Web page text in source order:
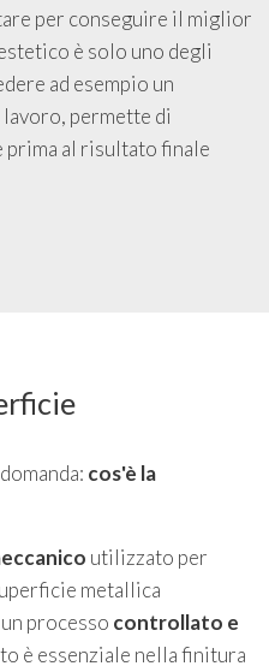
per conseguire il miglior
è solo uno degli
ad esempio un
permette di
prima al risultato finale
cos'è la
utilizzato per
metallica
processo controllato e
è essenziale nella finitura